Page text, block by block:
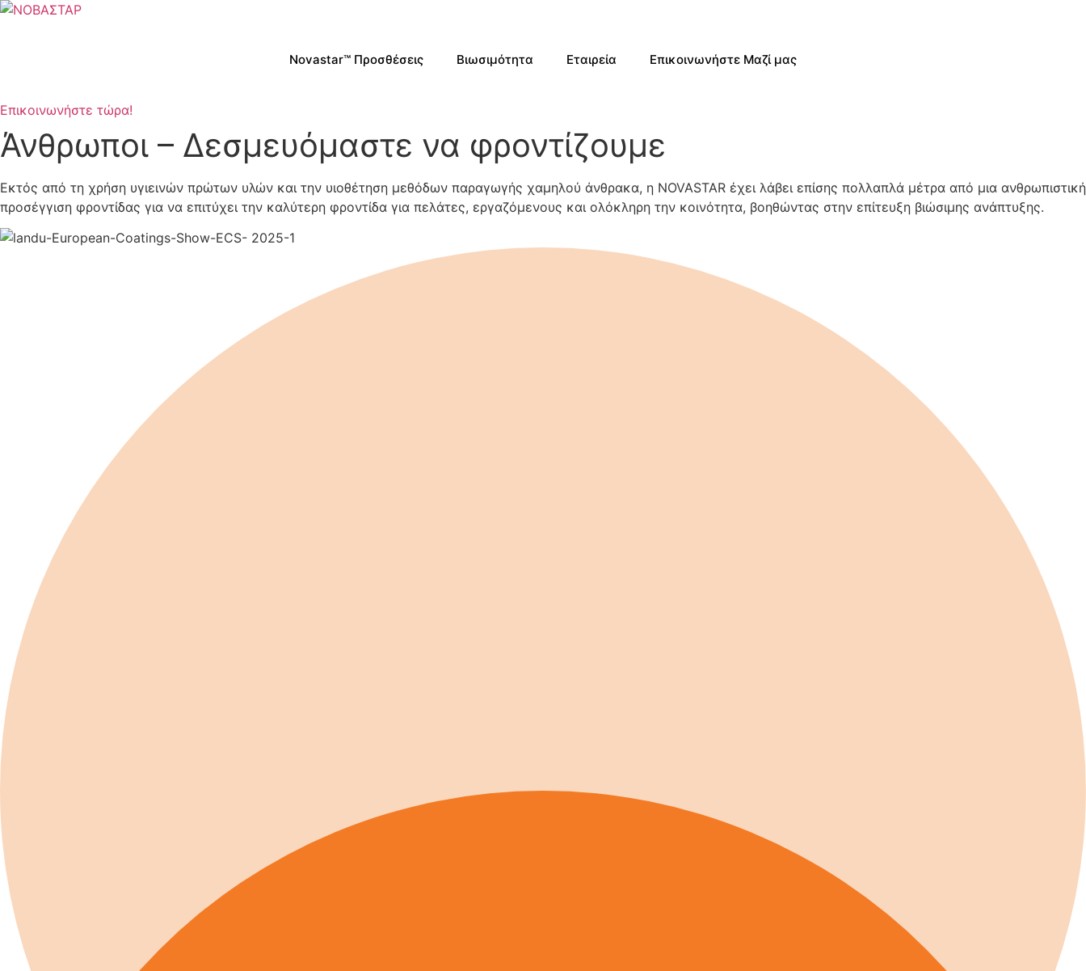
Μετάβαση
Novastar™ Προσθέσεις Βιωσιμότητα Εταιρεία Επικοινωνήστε Μαζί μας
Επικοινωνήστε τώρα!
Άνθρωποι – Δεσμευόμαστε να φροντίζουμε
Εκτός από τη χρήση υγιεινών πρώτων υλών και την υιοθέτηση μεθόδων παραγωγής χαμηλού άνθρακα, η NOVASTAR έχει λάβει επίσης πολλαπλά μέτρα από μια ανθρωπιστική
προσέγγιση φροντίδας για να επιτύχει την καλύτερη φροντίδα για πελάτες, εργαζόμενους και ολόκληρη την κοινότητα, βοηθώντας στην επίτευξη βιώσιμης ανάπτυξης.